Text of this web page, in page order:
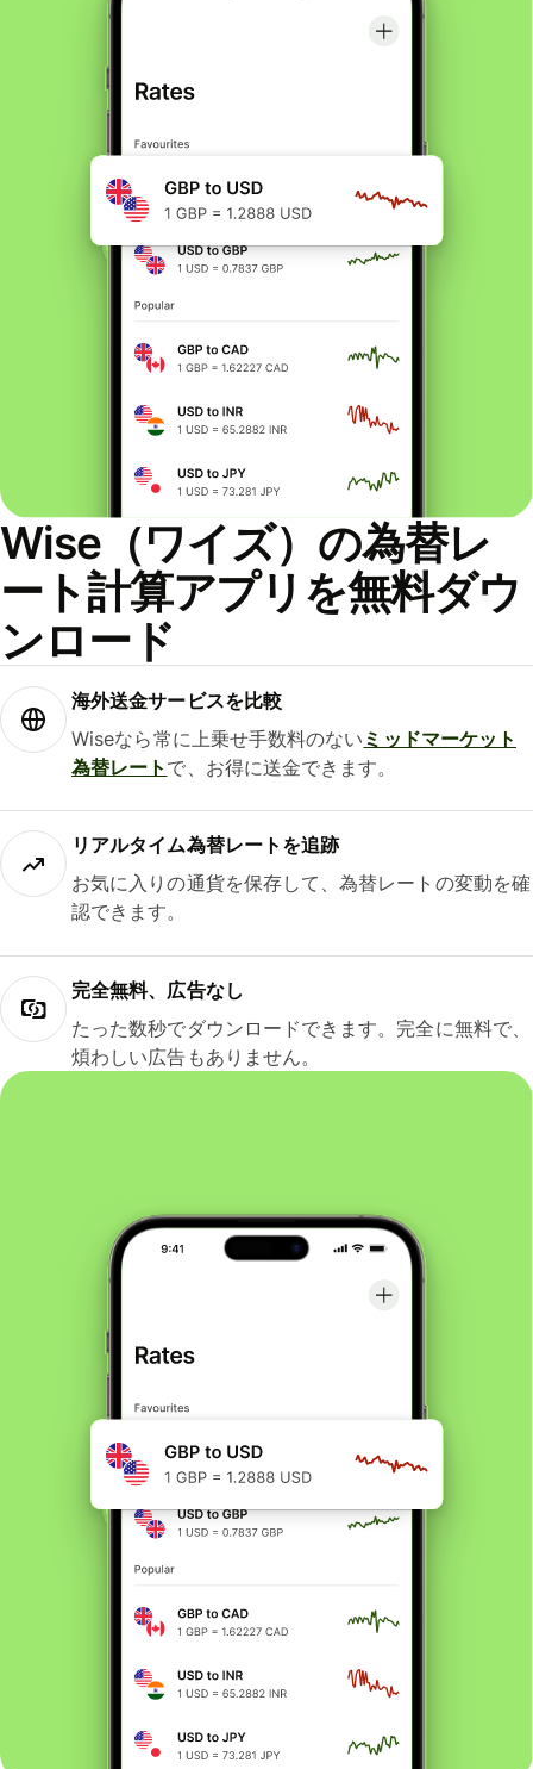
Wise（ワイズ）の為替レ
ート計算アプリを無料ダウ
ンロード
海外送金サービスを比較
Wiseなら常に上乗せ手数料のない ミッドマーケット
為替レート で、お得に送金できます。
リアルタイム為替レートを追跡
お気に入りの通貨を保存して、為替レートの変動を確
認できます。
完全無料、広告なし
たった数秒でダウンロードできます。完全に無料で、
煩わしい広告もありません。